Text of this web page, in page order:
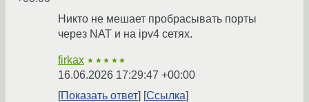
Никто не мешает пробрасывать порты
через NAT и на ipv4 сетях.
firkax ★★★★★
16.06.2026 17:29:47 +00:00
Показать ответ
Ссылка